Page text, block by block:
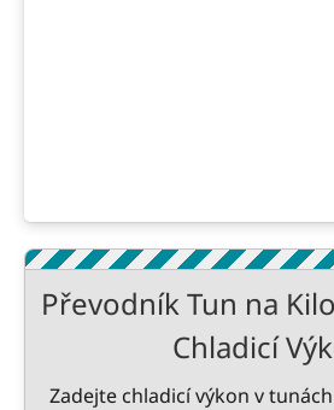
Převodník Tun na
Chladicí
Zadejte chladicí výkon v